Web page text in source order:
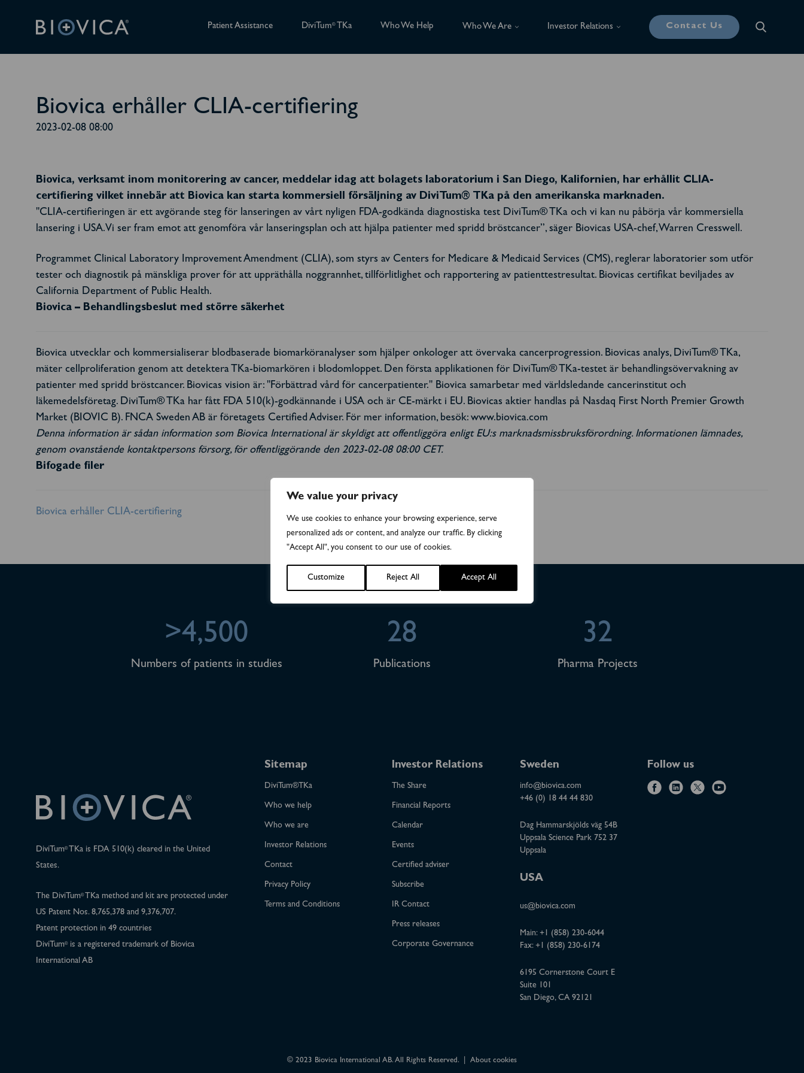
We value your privacy
We use cookies to enhance your browsing experience, serve
personalized ads or content, and analyze our traffic. By clicking
"Accept All", you consent to our use of cookies.
Customize Reject All Accept All
Patient Assistance DiviTum® TKa Who We Help Who We Are Investor Relations Contact Us
Biovica erhåller CLIA-certifiering
2023-02-08 08:00
Biovica, verksamt inom monitorering av cancer, meddelar idag att bolagets laboratorium i San Diego, Kalifornien, har erhållit CLIA-
certifiering vilket innebär att Biovica kan starta kommersiell försäljning av DiviTum® TKa på den amerikanska marknaden.
"CLIA-certifieringen är ett avgörande steg för lanseringen av vårt nyligen FDA-godkända diagnostiska test DiviTum® TKa och vi kan nu påbörja vår kommersiella
lansering i USA. Vi ser fram emot att genomföra vår lanseringsplan och att hjälpa patienter med spridd bröstcancer”, säger Biovicas USA-chef, Warren Cresswell.
Programmet Clinical Laboratory Improvement Amendment (CLIA), som styrs av Centers for Medicare & Medicaid Services (CMS), reglerar laboratorier som utför
tester och diagnostik på mänskliga prover för att uppräthålla noggrannhet, tillförlitlighet och rapportering av patienttestresultat. Biovicas certifikat beviljades av
California Department of Public Health.
Biovica – Behandlingsbeslut med större säkerhet
Biovica utvecklar och kommersialiserar blodbaserade biomarköranalyser som hjälper onkologer att övervaka cancerprogression. Biovicas analys, DiviTum® TKa,
mäter cellproliferation genom att detektera TKa-biomarkören i blodomloppet. Den första applikationen för DiviTum® TKa-testet är behandlingsövervakning av
patienter med spridd bröstcancer. Biovicas vision är: "Förbättrad vård för cancerpatienter." Biovica samarbetar med världsledande cancerinstitut och
läkemedelsföretag. DiviTum® TKa har fått FDA 510(k)-godkännande i USA och är CE-märkt i EU. Biovicas aktier handlas på Nasdaq First North Premier Growth
Market (BIOVIC B). FNCA Sweden AB är företagets Certified Adviser. För mer information, besök: www.biovica.com
Denna information är sådan information som Biovica International är skyldigt att offentliggöra enligt EU:s marknadsmissbruksförordning. Informationen lämnades,
genom ovanstående kontaktpersons försorg, för offentliggörande den 2023-02-08 08:00 CET.
Bifogade filer
Biovica erhåller CLIA-certifiering
>4,500
Numbers of patients in studies
28
Publications
32
Pharma Projects
DiviTum®TKa is FDA 510(k) cleared in the United
States.
The DiviTum®TKa method and kit are protected under
US Patent Nos. 8,765,378 and 9,376,707.
Patent protection in 49 countries
DiviTum®is a registered trademark of Biovica
International AB
Sitemap
DiviTum®TKa
Who we help
Who we are
Investor Relations
Contact
Privacy Policy
Terms and Conditions
Investor Relations
The Share
Financial Reports
Calendar
Events
Certified adviser
Subscribe
IR Contact
Press releases
Corporate Governance
Sweden
info@biovica.com
+46 (0) 18 44 44 830
Dag Hammarskjölds väg 54B
Uppsala Science Park 752 37
Uppsala
USA
us@biovica.com
Main: +1 (858) 230-6044
Fax: +1 (858) 230-6174
6195 Cornerstone Court E
Suite 101
San Diego, CA 92121
Follow us
f
l
x
y
© 2023 Biovica International AB. All Rights Reserved. About cookies